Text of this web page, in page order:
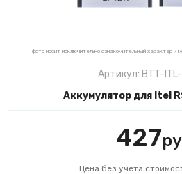
фото носит исключительно ознакомительный характер и
Артикул: BTT-ITL-
Аккумулятор для Itel
427
Цена без учета